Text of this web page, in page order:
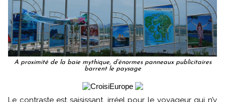
A proximité de la baie mythique, d’énormes panneaux publicitaires
barrent le paysage
Le contraste est saisissant, irréel pour le voyageur qui n’y